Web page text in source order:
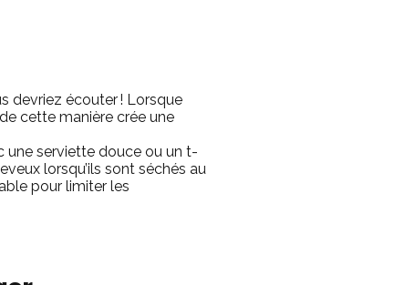
devriez écouter ! Lorsque
cette manière crée une
serviette douce ou un t-
lorsqu’ils sont séchés au
pour limiter les